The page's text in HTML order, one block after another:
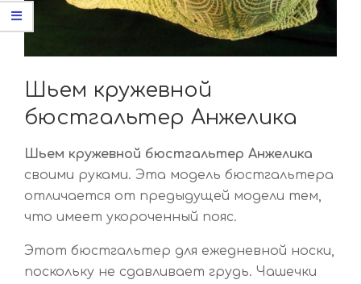
Шьем кружевной
бюстгальтер Анжелика
Шьем кружевной бюстгальтер Анжелика
своими руками. Эта модель бюстгальтера
отличается от предыдущей модели тем,
что имеет укороченный пояс.
Этот бюстгальтер для ежедневной носки,
поскольку не сдавливает грудь. Чашечки